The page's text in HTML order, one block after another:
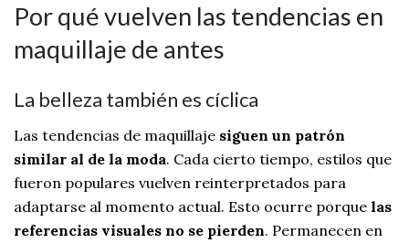
Por qué vuelven las tendencias en
maquillaje de antes
La belleza también es cíclica
Las tendencias de maquillaje siguen un patrón
similar al de la moda. Cada cierto tiempo, estilos que
fueron populares vuelven reinterpretados para
adaptarse al momento actual. Esto ocurre porque las
referencias visuales no se pierden. Permanecen en